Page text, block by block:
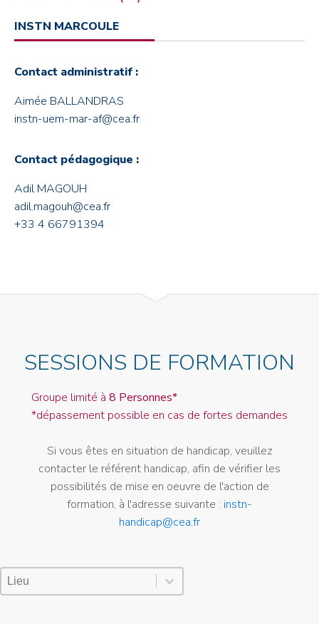
INSTN MARCOULE
Contact administratif :
Aimée BALLANDRAS
instn-uem-mar-af@cea.fr
Contact pédagogique :
Adil MAGOUH
adil.magouh@cea.fr
+33 4 66791394
SESSIONS DE FORMATION
Groupe limité à 8 Personnes*
*dépassement possible en cas de fortes demandes
Si vous êtes en situation de handicap, veuillez
contacter le référent handicap, afin de vérifier les
possibilités de mise en oeuvre de l'action de
formation, à l'adresse suivante : instn-
handicap@cea.fr
Lieu Session
Sélectionnez le contenu
Sélectionnez le contenu